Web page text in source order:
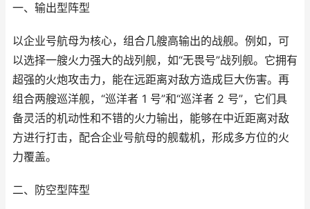
一、输出型阵型
以企业号航母为核心，组合几艘高输出的战舰。例如，可
以选择一艘火力强大的战列舰，如“无畏号”战列舰。它拥有
超强的火炮攻击力，能在远距离对敌方造成巨大伤害。再
组合两艘巡洋舰，“巡洋者 1 号”和“巡洋者 2 号”，它们具
备灵活的机动性和不错的火力输出，能够在中近距离对敌
方进行打击，配合企业号航母的舰载机，形成多方位的火
力覆盖。
二、防空型阵型